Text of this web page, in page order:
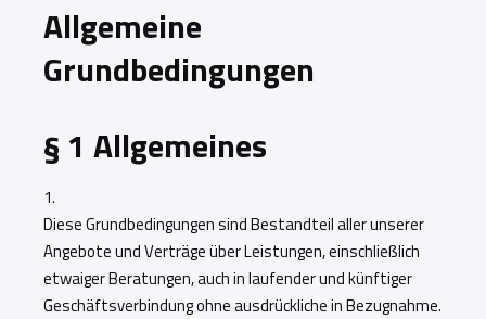
Allgemeine
Grundbedingungen
§ 1 Allgemeines
1.
Diese Grundbedingungen sind Bestandteil aller unserer
Angebote und Verträge über Leistungen, einschließlich
etwaiger Beratungen, auch in laufender und künftiger
Geschäftsverbindung ohne ausdrückliche in Bezugnahme.